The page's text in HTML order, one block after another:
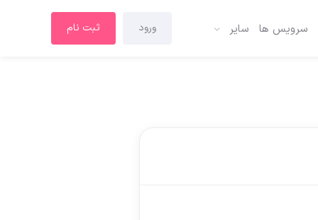
سرویس ها سایر ورود ثبت نام